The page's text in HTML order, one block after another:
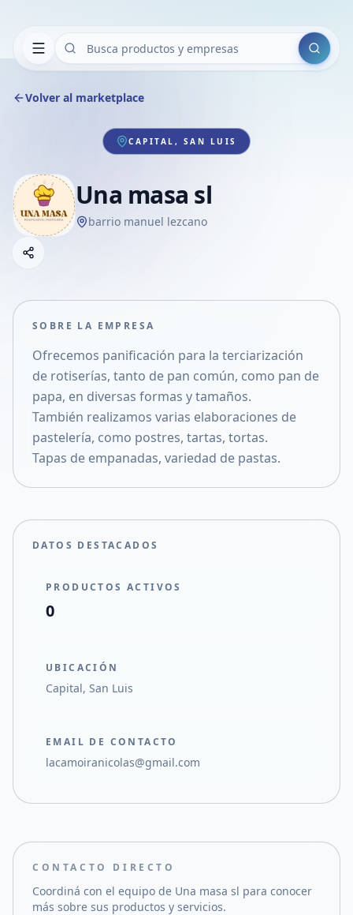
Buscar
Volver al marketplace
CAPITAL, SAN LUIS
Una masa sl
barrio manuel lezcano
Compartir empresa
Compartir en X
SOBRE LA EMPRESA
Ofrecemos panificación para la terciarización
de rotiserías, tanto de pan común, como pan de
papa, en diversas formas y tamaños.
También realizamos varias elaboraciones de
pastelería, como postres, tartas, tortas.
Tapas de empanadas, variedad de pastas.
DATOS DESTACADOS
PRODUCTOS ACTIVOS
0
UBICACIÓN
Capital, San Luis
EMAIL DE CONTACTO
lacamoiranicolas@gmail.com
CONTACTO DIRECTO
Coordiná con el equipo de Una masa sl para conocer
más sobre sus productos y servicios.